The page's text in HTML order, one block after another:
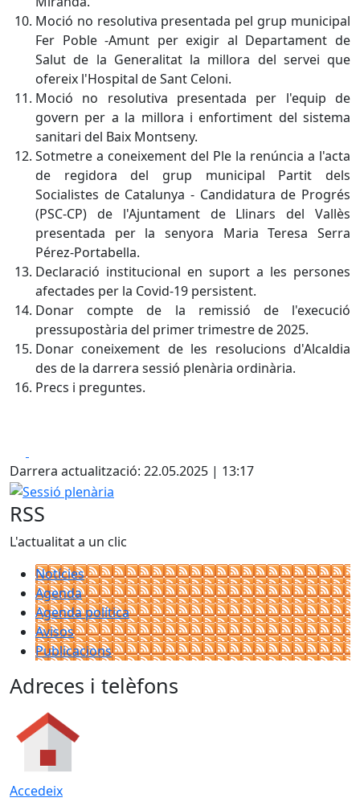
Moció no resolutiva presentada pel grup municipal
Fer Poble -Amunt per exigir al Departament de
Salut de la Generalitat la millora del servei que
ofereix l'Hospital de Sant Celoni.
Moció no resolutiva presentada per l'equip de
govern per a la millora i enfortiment del sistema
sanitari del Baix Montseny.
Sotmetre a coneixement del Ple la renúncia a l'acta
de regidora del grup municipal Partit dels
Socialistes de Catalunya - Candidatura de Progrés
(PSC-CP) de l'Ajuntament de Llinars del Vallès
presentada per la senyora Maria Teresa Serra
Pérez-Portabella.
Declaració institucional en suport a les persones
afectades per la Covid-19 persistent.
Donar compte de la remissió de l'execució
pressupostària del primer trimestre de 2025.
Donar coneixement de les resolucions d'Alcaldia
des de la darrera sessió plenària ordinària.
Precs i preguntes.
Darrera actualització: 22.05.2025 | 13:17
Sessió plenària
RSS
L'actualitat a un clic
Notícies
Agenda
Agenda política
Avisos
Publicacions
Adreces i telèfons
Accedeix